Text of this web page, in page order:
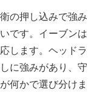
の押し込みで強み
です。イーブンは
します。ヘッドラ
に強みがあり、守
何かで選び分けま